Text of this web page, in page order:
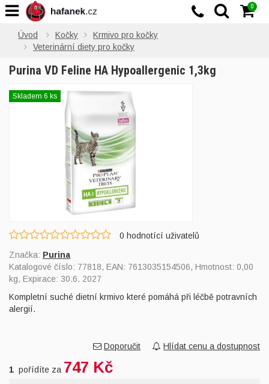
Úvod Kočky
Krmivo pro kočky
Veterinární diety pro kočky
Purina VD Feline HA Hypoallergenic 1,3kg
Skladem 6 ks
0 hodnotící uživatelů
Značka: Purina
Katalogové číslo: 77818, EAN: 7613035154506, Hmotnost: 0,00
kg, Expirace: 30.6. 2027
Kompletní suché dietní krmivo které pomáhá při léčbě potravních
alergií.
Doporučit Hlídat cenu a dostupnost
1 pořídíte za 747 Kč
0